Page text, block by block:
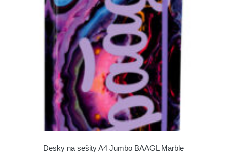
Desky na sešity A4 Jumbo BAAGL Marble